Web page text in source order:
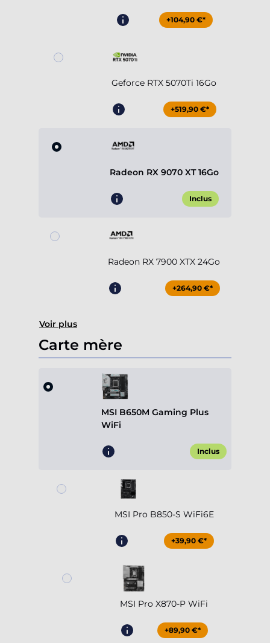
+104,90 €*
Geforce RTX 5070Ti 16Go
+519,90 €*
Radeon RX 9070 XT 16Go
Inclus
Radeon RX 7900 XTX 24Go
+264,90 €*
Voir plus
Carte mère
MSI B650M Gaming Plus
WiFi
Inclus
MSI Pro B850-S WiFi6E
+39,90 €*
MSI Pro X870-P WiFi
+89,90 €*